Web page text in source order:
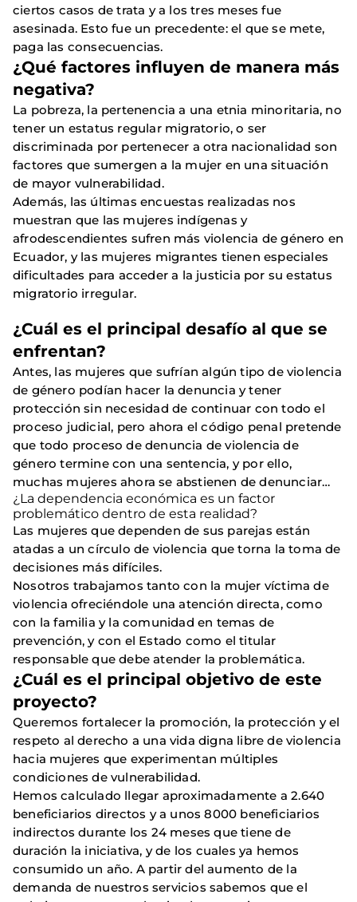
ciertos casos de trata y a los tres meses fue
asesinada. Esto fue un precedente: el que se mete,
paga las consecuencias.
¿Qué factores influyen de manera más
negativa?
La pobreza, la pertenencia a una etnia minoritaria, no
tener un estatus regular migratorio, o ser
discriminada por pertenecer a otra nacionalidad son
factores que sumergen a la mujer en una situación
de mayor vulnerabilidad.
Además, las últimas encuestas realizadas nos
muestran que las mujeres indígenas y
afrodescendientes sufren más violencia de género en
Ecuador, y las mujeres migrantes tienen especiales
dificultades para acceder a la justicia por su estatus
migratorio irregular.
¿Cuál es el principal desafío al que se
enfrentan?
Antes, las mujeres que sufrían algún tipo de violencia
de género podían hacer la denuncia y tener
protección sin necesidad de continuar con todo el
proceso judicial, pero ahora el código penal pretende
que todo proceso de denuncia de violencia de
género termine con una sentencia, y por ello,
muchas mujeres ahora se abstienen de denunciar…
¿La dependencia económica es un factor
problemático dentro de esta realidad?
Las mujeres que dependen de sus parejas están
atadas a un círculo de violencia que torna la toma de
decisiones más difíciles.
Nosotros trabajamos tanto con la mujer víctima de
violencia ofreciéndole una atención directa, como
con la familia y la comunidad en temas de
prevención, y con el Estado como el titular
responsable que debe atender la problemática.
¿Cuál es el principal objetivo de este
proyecto?
Queremos fortalecer la promoción, la protección y el
respeto al derecho a una vida digna libre de violencia
hacia mujeres que experimentan múltiples
condiciones de vulnerabilidad.
Hemos calculado llegar aproximadamente a 2.640
beneficiarios directos y a unos 8000 beneficiarios
indirectos durante los 24 meses que tiene de
duración la iniciativa, y de los cuales ya hemos
consumido un año. A partir del aumento de la
demanda de nuestros servicios sabemos que el